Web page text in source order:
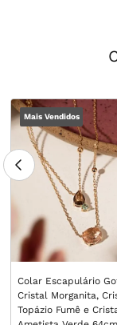
Mais Vendidos
Colar Escapulário
Cristal Morganita,
Topázio Fumê e